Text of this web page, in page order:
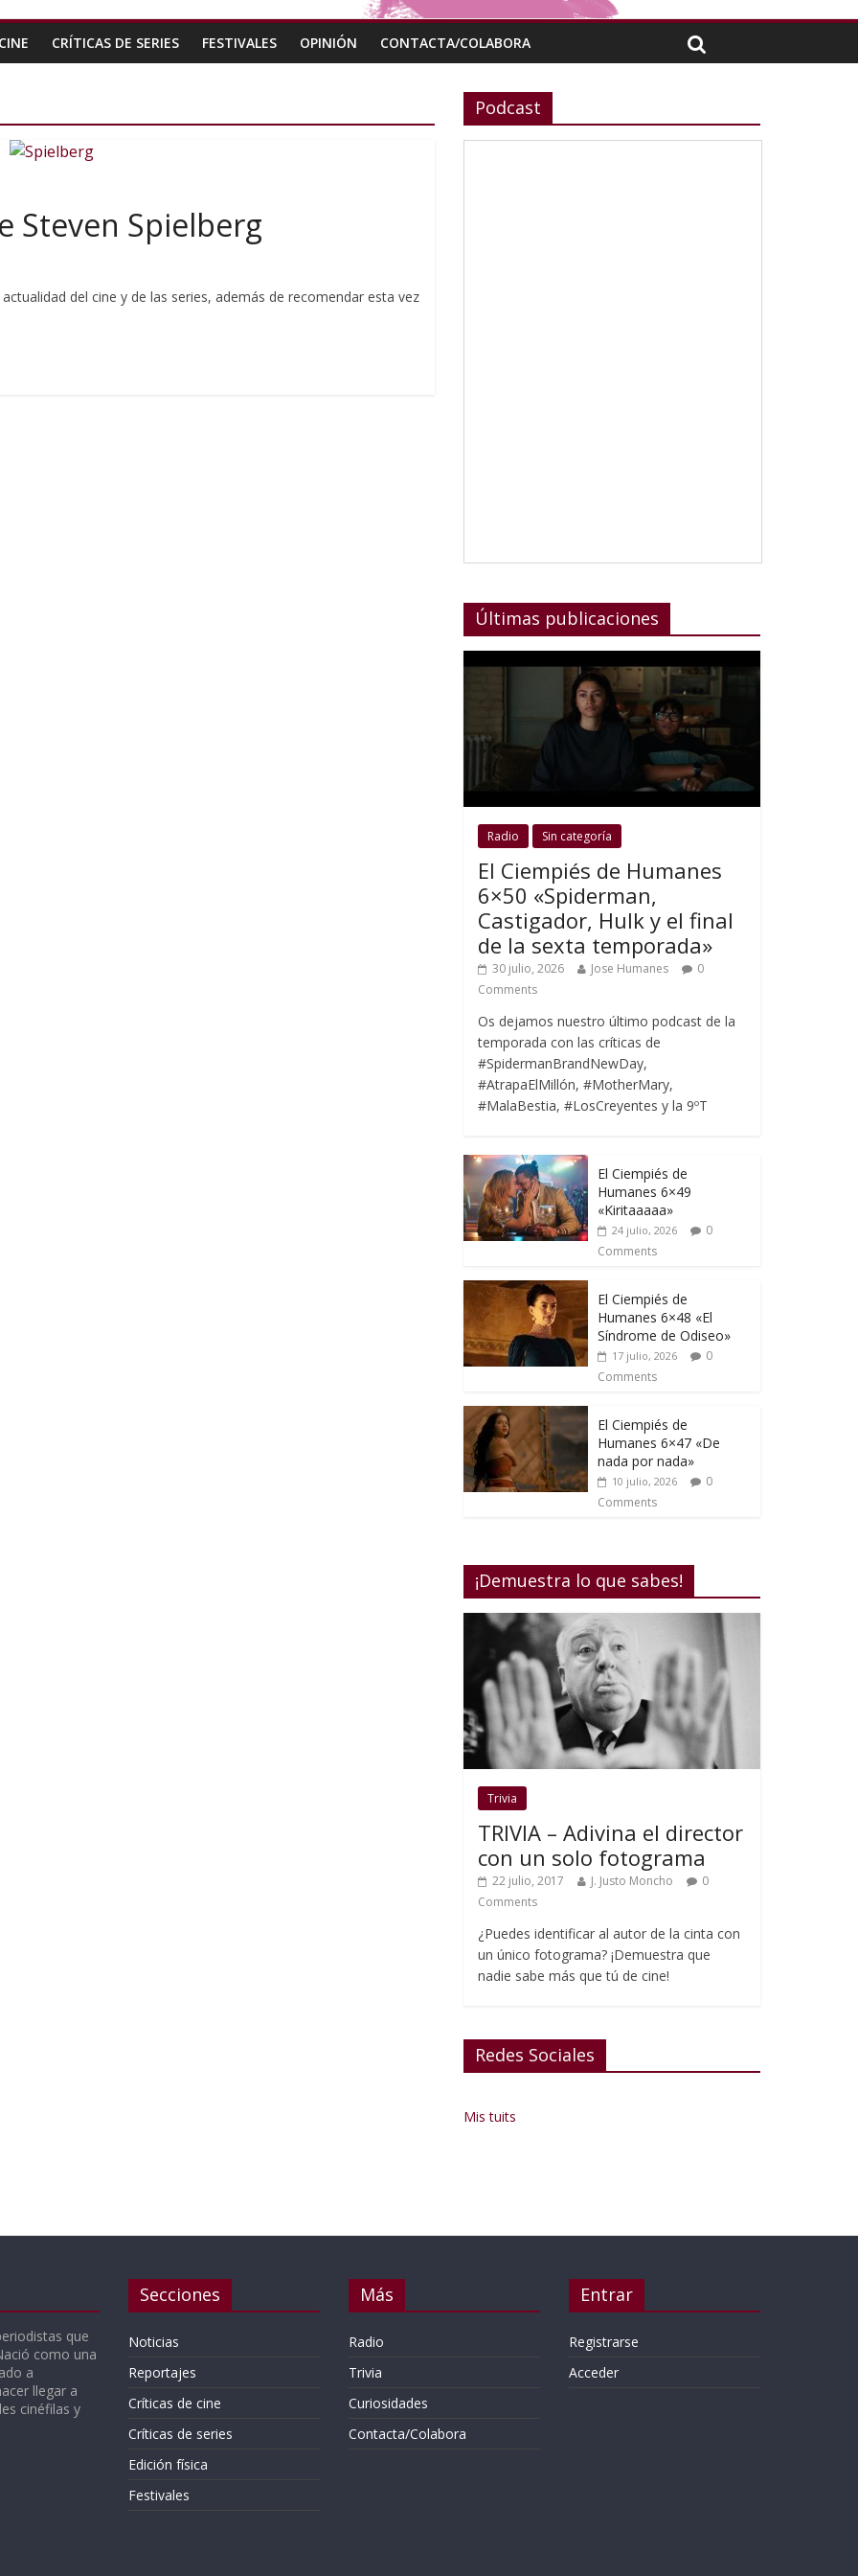
CRÍTICAS DE SERIES FESTIVALES OPINIÓN CONTACTA/COLABORA
Steven Spielberg
del cine y de las series, además de recomendar esta vez
Podcast
Últimas publicaciones
Radio Sin categoría
El Ciempiés de Humanes
6×50 «Spiderman,
Castigador, Hulk y el final
de la sexta temporada»
30 julio, 2026 Jose Humanes
0
Comments
Os dejamos nuestro último podcast de la
temporada con las críticas de
#SpidermanBrandNewDay,
#AtrapaElMillón, #MotherMary,
#MalaBestia, #LosCreyentes y la 9ºT
El Ciempiés de
Humanes 6×49
«Kiritaaaaa»
24 julio, 2026
0
Comments
El Ciempiés de
Humanes 6×48 «El
Síndrome de Odiseo»
17 julio, 2026
0
Comments
El Ciempiés de
Humanes 6×47 «De
nada por nada»
10 julio, 2026
0
Comments
¡Demuestra lo que sabes!
Trivia
TRIVIA – Adivina el director
con un solo fotograma
22 julio, 2017 J. Justo Moncho
0
Comments
¿Puedes identificar al autor de la cinta con
un único fotograma? ¡Demuestra que
nadie sabe más que tú de cine!
Redes Sociales
Mis tuits
que
como una
a
llegar a
cinéfilas y
Secciones
Noticias
Reportajes
Críticas de cine
Críticas de series
Edición física
Festivales
Más
Radio
Trivia
Curiosidades
Contacta/Colabora
Entrar
Registrarse
Acceder